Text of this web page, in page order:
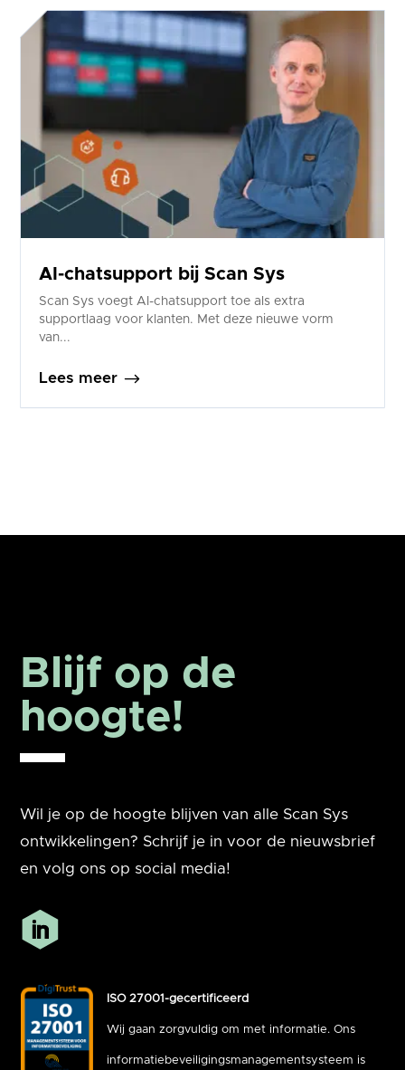
AI-chatsupport bij Scan Sys
Scan Sys voegt AI-chatsupport toe als extra
supportlaag voor klanten. Met deze nieuwe vorm
van...
Lees meer $
Blijf op de
hoogte!
Wil je op de hoogte blijven van alle Scan Sys
ontwikkelingen? Schrijf je in voor de nieuwsbrief
en volg ons op social media!
ISO 27001-gecertificeerd
Wij gaan zorgvuldig om met informatie. Ons
informatiebeveiligingsmanagementsysteem is